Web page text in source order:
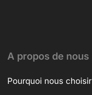
A propos de nous
Pourquoi nous choisir